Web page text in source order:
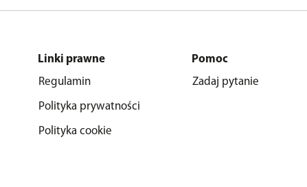
Linki prawne
Regulamin
Polityka prywatności
Polityka cookie
Pomoc
Zadaj pytanie